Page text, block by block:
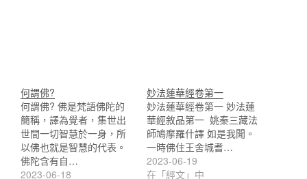
何謂佛?
何謂佛? 佛是梵語佛陀的
簡稱，譯為覺者，集世出
世間一切智慧於一身，所
以佛也就是智慧的代表。
佛陀含有自…
2023-06-18
妙法蓮華經卷第一
妙法蓮華經卷第一 妙法蓮
華經敘品第一 姚秦三藏法
師鳩摩羅什譯 如是我聞。
一時佛住王舍城耆…
2023-06-19
在「經文」中